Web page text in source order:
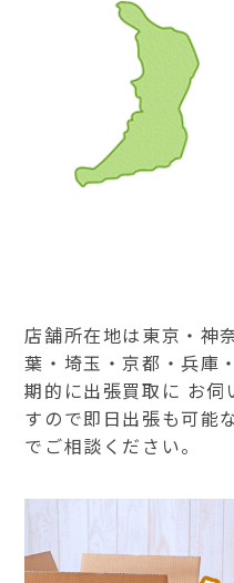
店舗所在地は東京・神
葉・埼玉・京都・兵庫
期的に出張買取に お伺
すので即日出張も可能
でご相談ください。